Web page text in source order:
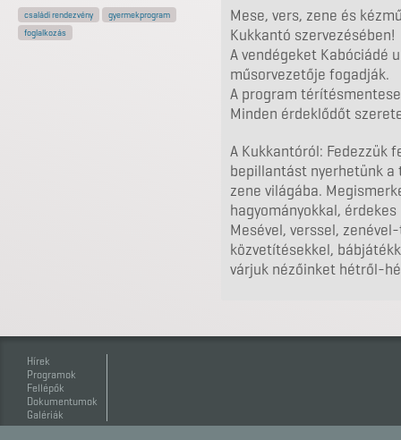
Mese, vers, zene és
Kukkantó szervezésében!
A vendégeket Kabóciádé
műsorvezetője fogadják.
A program
Minden érdeklődőt
A Kukkantóról: Fedezzük
bepillantást nyerhetünk
zene világába.
hagyományokkal,
Mesével, verssel,
közvetítésekkel,
várjuk nézőinket hétről-
családi rendezvény
gyermekprogram
foglalkozás
Hírek
Programok
Fellépők
Dokumentumok
Galériák